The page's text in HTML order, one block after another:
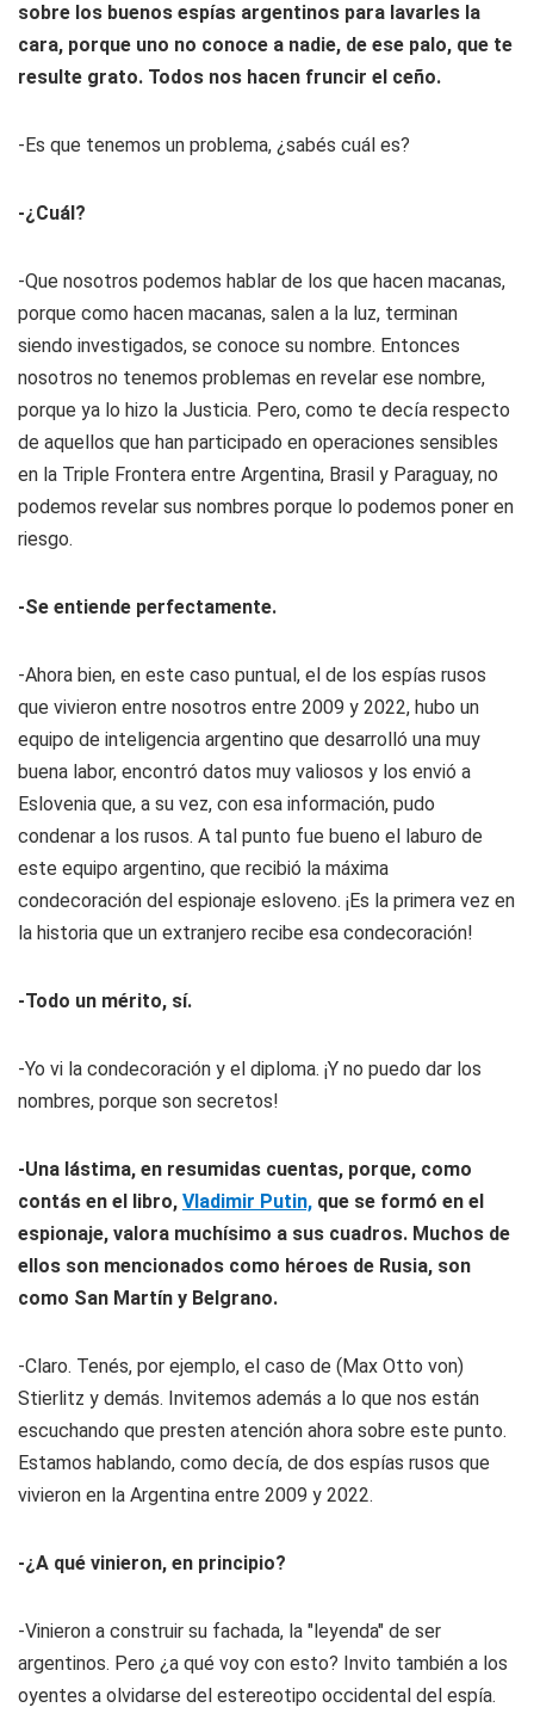
sobre los buenos espías argentinos para lavarles la
cara, porque uno no conoce a nadie, de ese palo, que te
resulte grato. Todos nos hacen fruncir el ceño.
-Es que tenemos un problema, ¿sabés cuál es?
-¿Cuál?
-Que nosotros podemos hablar de los que hacen macanas,
porque como hacen macanas, salen a la luz, terminan
siendo investigados, se conoce su nombre. Entonces
nosotros no tenemos problemas en revelar ese nombre,
porque ya lo hizo la Justicia. Pero, como te decía respecto
de aquellos que han participado en operaciones sensibles
en la Triple Frontera entre Argentina, Brasil y Paraguay, no
podemos revelar sus nombres porque lo podemos poner en
riesgo.
-Se entiende perfectamente.
-Ahora bien, en este caso puntual, el de los espías rusos
que vivieron entre nosotros entre 2009 y 2022, hubo un
equipo de inteligencia argentino que desarrolló una muy
buena labor, encontró datos muy valiosos y los envió a
Eslovenia que, a su vez, con esa información, pudo
condenar a los rusos. A tal punto fue bueno el laburo de
este equipo argentino, que recibió la máxima
condecoración del espionaje esloveno. ¡Es la primera vez en
la historia que un extranjero recibe esa condecoración!
-Todo un mérito, sí.
-Yo vi la condecoración y el diploma. ¡Y no puedo dar los
nombres, porque son secretos!
-Una lástima, en resumidas cuentas, porque, como
contás en el libro, Vladimir Putin, que se formó en el
espionaje, valora muchísimo a sus cuadros. Muchos de
ellos son mencionados como héroes de Rusia, son
como San Martín y Belgrano.
-Claro. Tenés, por ejemplo, el caso de (Max Otto von)
Stierlitz y demás. Invitemos además a lo que nos están
escuchando que presten atención ahora sobre este punto.
Estamos hablando, como decía, de dos espías rusos que
vivieron en la Argentina entre 2009 y 2022.
-¿A qué vinieron, en principio?
-Vinieron a construir su fachada, la "leyenda" de ser
argentinos. Pero ¿a qué voy con esto? Invito también a los
oyentes a olvidarse del estereotipo occidental del espía.